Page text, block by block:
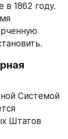
1862 году.
Системой
Штатов